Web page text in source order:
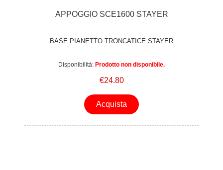
APPOGGIO SCE1600 STAYER
BASE PIANETTO TRONCATICE STAYER
Disponibilità: Prodotto non disponibile.
€24.80
Acquista